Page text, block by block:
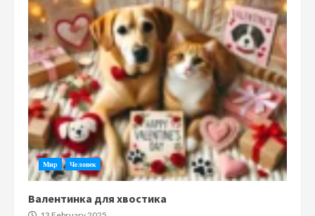
Мир Человек
Валентинка для хвостика